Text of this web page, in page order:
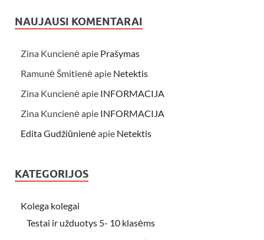
NAUJAUSI KOMENTARAI
Zina Kuncienėapie Prašymas
Ramunė Šmitienėapie Netektis
Zina Kuncienėapie INFORMACIJA
Zina Kuncienėapie INFORMACIJA
Edita Gudžiūnienėapie Netektis
KATEGORIJOS
Kolega kolegai
Testai ir užduotys 5- 10 klasėms